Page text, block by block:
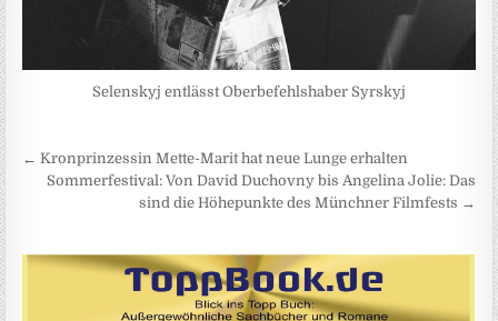
Selenskyj entlässt Oberbefehlshaber Syrskyj
Beitragsnavigation
← Kronprinzessin Mette-Marit hat neue Lunge erhalten
Sommerfestival: Von David Duchovny bis Angelina Jolie: Das
sind die Höhepunkte des Münchner Filmfests →